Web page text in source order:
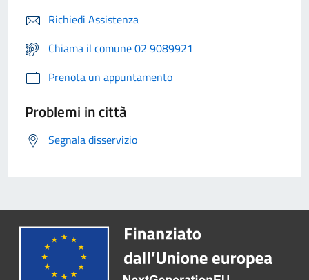
Richiedi Assistenza
Chiama il comune 02 9089921
Prenota un appuntamento
Problemi in città
Segnala disservizio